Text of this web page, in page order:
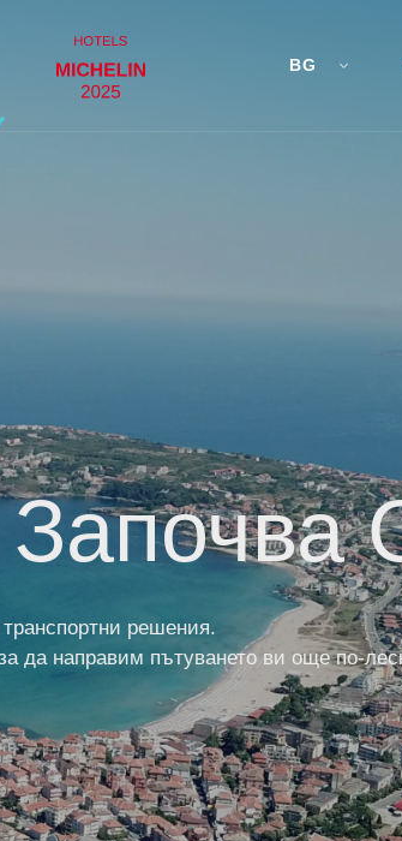
BG
решения.
да направим пътуването ви още по-